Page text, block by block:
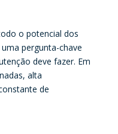
o potencial dos
pergunta-chave
deve fazer. Em
alta
de